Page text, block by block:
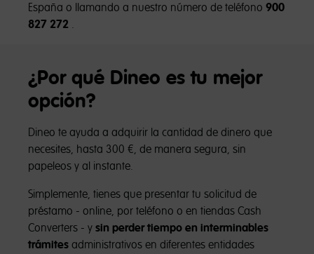
España o llamando a nuestro número de teléfono 900
827 272 .
¿Por qué Dineo es tu mejor
opción?
Dineo te ayuda a adquirir la cantidad de dinero que
necesites, hasta 300 €, de manera segura, sin
papeleos y al instante.
Simplemente, tienes que presentar tu solicitud de
préstamo - online, por teléfono o en tiendas Cash
Converters - y sin perder tiempo en interminables
trámites administrativos en diferentes entidades